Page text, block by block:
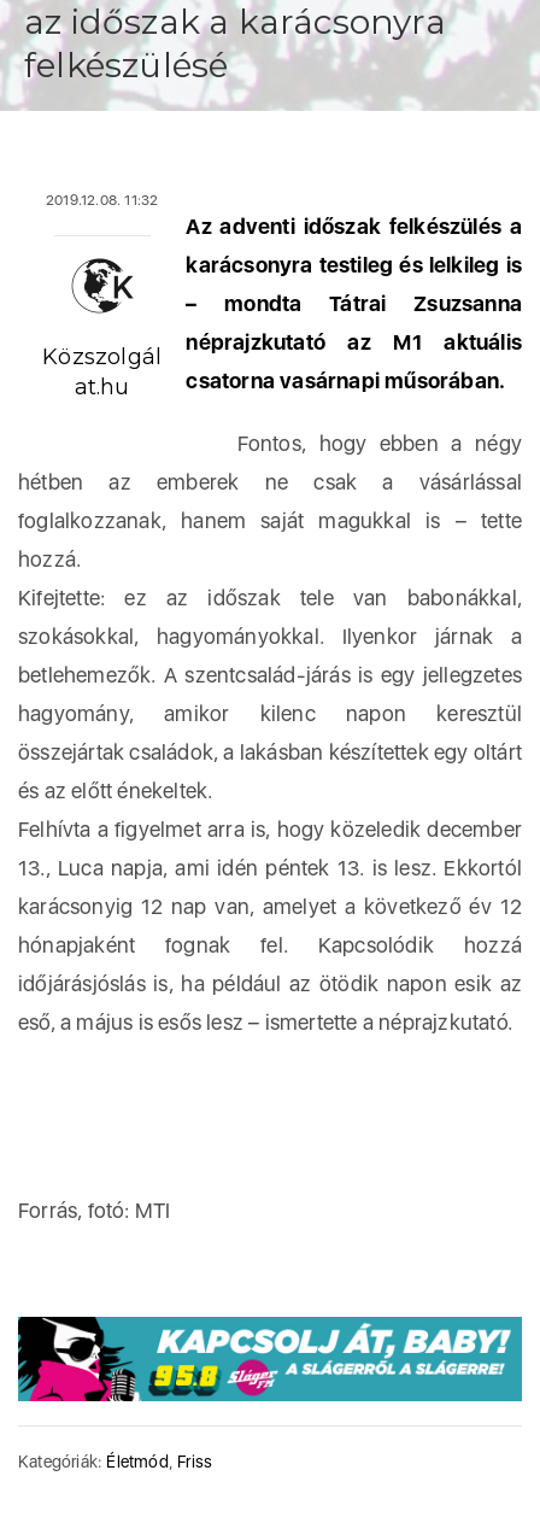
az időszak a karácsonyra
felkészülésé
2019.12.08. 11:32
Közszolgál
at.hu
Az adventi időszak felkészülés a
karácsonyra testileg és lelkileg is
– mondta Tátrai Zsuzsanna
néprajzkutató az M1 aktuális
csatorna vasárnapi műsorában.
Fontos, hogy ebben a négy
hétben az emberek ne csak a vásárlással
foglalkozzanak, hanem saját magukkal is – tette
hozzá.
Kifejtette: ez az időszak tele van babonákkal,
szokásokkal, hagyományokkal. Ilyenkor járnak a
betlehemezők. A szentcsalád-járás is egy jellegzetes
hagyomány, amikor kilenc napon keresztül
összejártak családok, a lakásban készítettek egy oltárt
és az előtt énekeltek.
Felhívta a figyelmet arra is, hogy közeledik december
13., Luca napja, ami idén péntek 13. is lesz. Ekkortól
karácsonyig 12 nap van, amelyet a következő év 12
hónapjaként fognak fel. Kapcsolódik hozzá
időjárásjóslás is, ha például az ötödik napon esik az
eső, a május is esős lesz – ismertette a néprajzkutató.
Forrás, fotó: MTI
Kategóriák: Életmód Friss